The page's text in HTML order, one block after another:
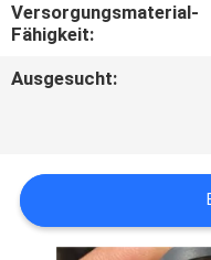
VERBINDUNG
NACHRICHTEN
FÄLLE
SITEMAP
Versorgungsmaterial-
Fähigkeit:
Ausgesucht: